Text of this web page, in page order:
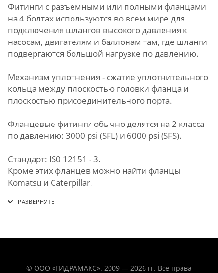
Фитинги с разъемными или полными фланцами
на 4 болтах используются во всем мире для
подключения шлангов высокого давления к
насосам, двигателям и баллонам там, где шланги
подвергаются большой нагрузке по давлению.
Механизм уплотнения - сжатие уплотнительного
кольца между плоскостью головки фланца и
плоскостью присоединительного порта.
Фланцевые фитинги обычно делятся на 2 класса
по давлению: 3000 psi (SFL) и 6000 psi (SFS).
Стандарт: IS0 12151 - 3.
Кроме этих фланцев можно найти фланцы
Komatsu и Caterpillar.
© ООО «ГИДРАМАКС». 2009 — 2026 гг. Все права